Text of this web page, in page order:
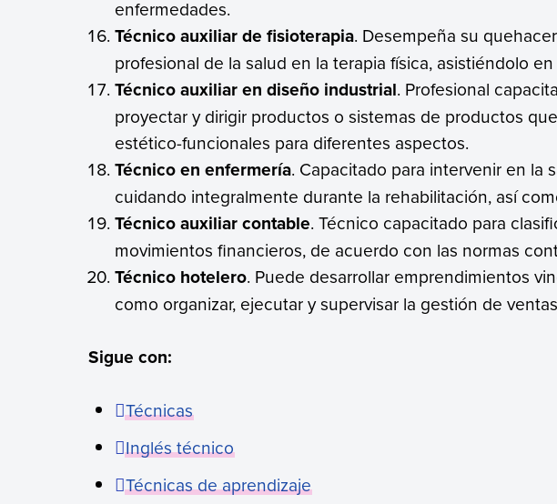
enfermedades.
Técnico auxiliar de fisioterapia. Desempeña su
profesional de la salud en la terapia física, asistiéndolo
Técnico auxiliar en diseño industrial. Profesional
proyectar y dirigir productos o sistemas de productos
estético-funcionales para diferentes aspectos.
Técnico en enfermería. Capacitado para intervenir en la
cuidando integralmente durante la rehabilitación, así
Técnico auxiliar contable. Técnico capacitado para
movimientos financieros, de acuerdo con las normas
Técnico hotelero. Puede desarrollar emprendimientos
como organizar, ejecutar y supervisar la gestión de
Sigue con:
Técnicas
Inglés técnico
Técnicas de aprendizaje